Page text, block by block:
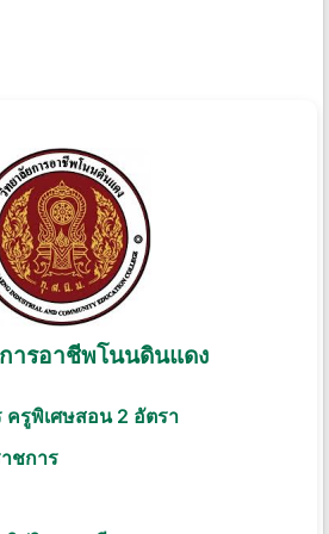
ารอาชีพโนนดินแดง
ครูพิเศษสอน 2 อัตรา
ชการ